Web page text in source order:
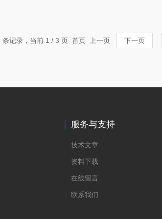
条记录，当前 1 / 3 页 首页 上一页 下一页
服务与支持
技术文章
资料下载
在线留言
联系我们